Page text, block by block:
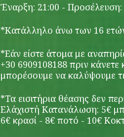
Έναρξη: 21:00 - Προσέλευση:
*Κατάλληλο άνω των 16
*Εάν είστε άτομα με
+30 6909108188 πριν
μπορέσουμε να καλύψουμε
*Τα εισιτήρια θέασης δεν
Ελάχιστή Κατανάλωση: 5€
6€ κρασί - 8€ ποτό - 10€